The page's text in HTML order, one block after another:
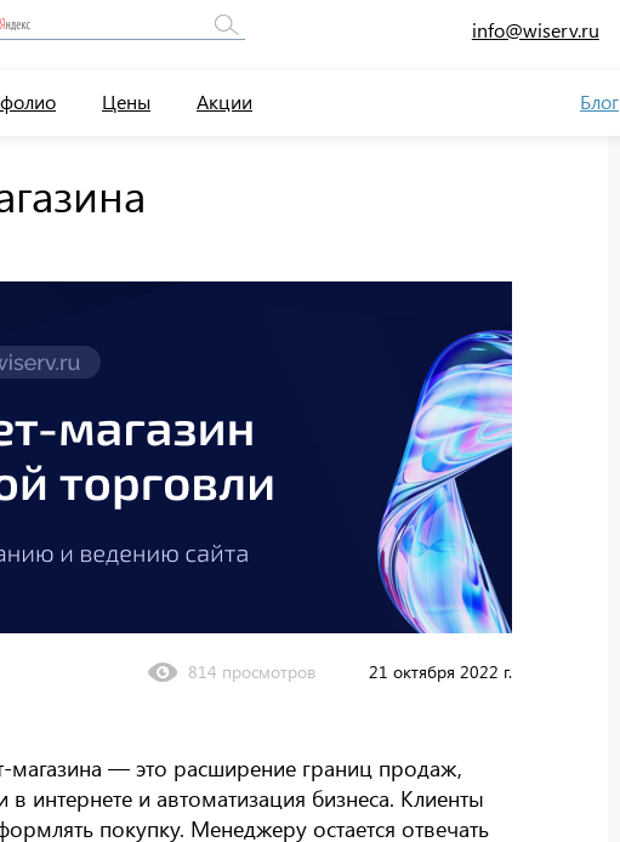
info@wiserv.ru
Цены Акции Блог
21 октября 2022 г.
814 просмотров
магазина — это расширение границ продаж,
интернете и автоматизация бизнеса. Клиенты
покупку. Менеджеру остается отвечать